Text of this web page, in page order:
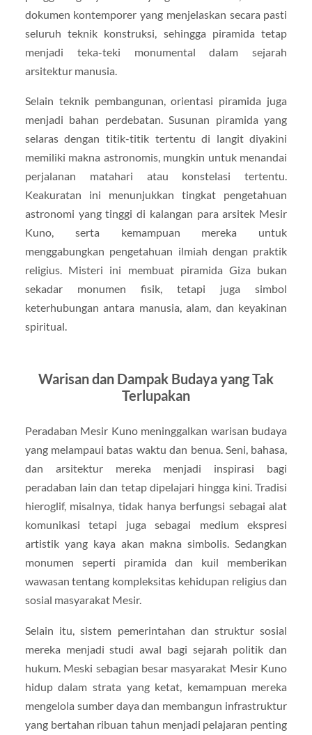
dokumen kontemporer yang menjelaskan secara pasti
seluruh teknik konstruksi, sehingga piramida tetap
menjadi teka-teki monumental dalam sejarah
arsitektur manusia.
Selain teknik pembangunan, orientasi piramida juga
menjadi bahan perdebatan. Susunan piramida yang
selaras dengan titik-titik tertentu di langit diyakini
memiliki makna astronomis, mungkin untuk menandai
perjalanan matahari atau konstelasi tertentu.
Keakuratan ini menunjukkan tingkat pengetahuan
astronomi yang tinggi di kalangan para arsitek Mesir
Kuno, serta kemampuan mereka untuk
menggabungkan pengetahuan ilmiah dengan praktik
religius. Misteri ini membuat piramida Giza bukan
sekadar monumen fisik, tetapi juga simbol
keterhubungan antara manusia, alam, dan keyakinan
spiritual.
Warisan dan Dampak Budaya yang Tak
Terlupakan
Peradaban Mesir Kuno meninggalkan warisan budaya
yang melampaui batas waktu dan benua. Seni, bahasa,
dan arsitektur mereka menjadi inspirasi bagi
peradaban lain dan tetap dipelajari hingga kini. Tradisi
hieroglif, misalnya, tidak hanya berfungsi sebagai alat
komunikasi tetapi juga sebagai medium ekspresi
artistik yang kaya akan makna simbolis. Sedangkan
monumen seperti piramida dan kuil memberikan
wawasan tentang kompleksitas kehidupan religius dan
sosial masyarakat Mesir.
Selain itu, sistem pemerintahan dan struktur sosial
mereka menjadi studi awal bagi sejarah politik dan
hukum. Meski sebagian besar masyarakat Mesir Kuno
hidup dalam strata yang ketat, kemampuan mereka
mengelola sumber daya dan membangun infrastruktur
yang bertahan ribuan tahun menjadi pelajaran penting